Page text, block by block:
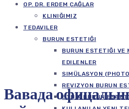
OP. DR. ERDEM ÇAĞLAR
KLINIĞIMIZ
TEDAVILER
BURUN ESTETIĞI
BURUN ESTETIĞI VE
EDILENLER
SIMÜLASYON
REVIZYON BURUN
ETNIK BURUN
Вавада